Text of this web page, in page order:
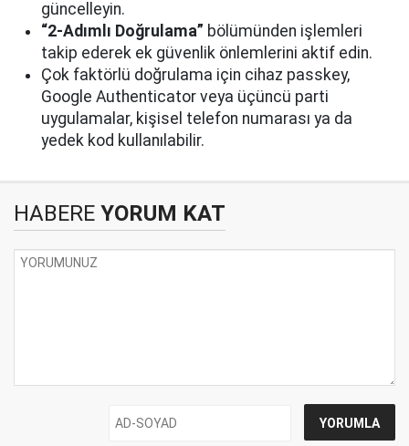
güncelleyin.
“2-Adımlı Doğrulama” bölümünden işlemleri
takip ederek ek güvenlik önlemlerini aktif edin.
Çok faktörlü doğrulama için cihaz passkey,
Google Authenticator veya üçüncü parti
uygulamalar, kişisel telefon numarası ya da
yedek kod kullanılabilir.
HABERE YORUM KAT